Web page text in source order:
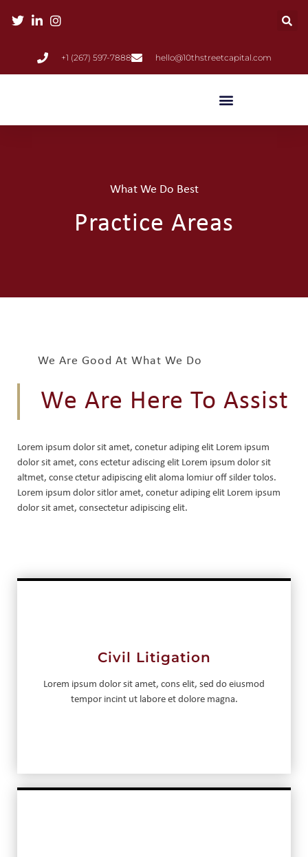
+1 (267) 597-7888 hello@10thstreetcapital.com
What We Do Best
Practice Areas
We Are Good At What We Do
We Are Here To Assist
Lorem ipsum dolor sit amet, conetur adiping elit Lorem ipsum
dolor sit amet, cons ectetur adiscing elit Lorem ipsum dolor sit
altmet, conse ctetur adipiscing elit aloma lomiur off silder tolos.
Lorem ipsum dolor sitlor amet, conetur adiping elit Lorem ipsum
dolor sit amet, consectetur adipiscing elit.
Civil Litigation
Lorem ipsum dolor sit amet, cons elit, sed do eiusmod
tempor incint ut labore et dolore magna.